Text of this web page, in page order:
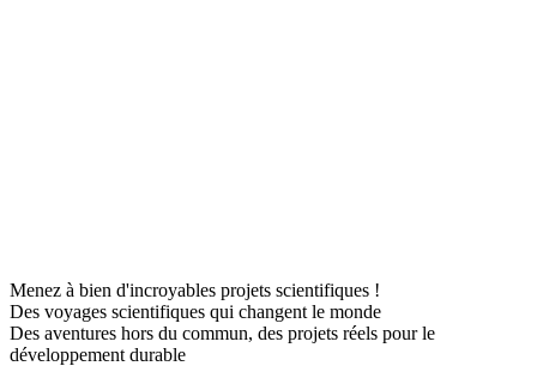
Menez à bien d'incroyables projets scientifiques !
Des voyages scientifiques qui changent le monde
Des aventures hors du commun, des projets réels pour le
développement durable